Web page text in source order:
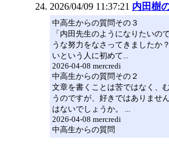
2026/04/09 11:37:21 内田樹
中高生からの質問その３
「内田先生のようになりたいの
うな努力をなさってきました
いという人に初めて...
2026-04-08 mercredi
中高生からの質問その２
文章を書くことは苦ではなく、
うのですが、好きではありませ
はないでしょうか。 ...
2026-04-08 mercredi
中高生からの質問